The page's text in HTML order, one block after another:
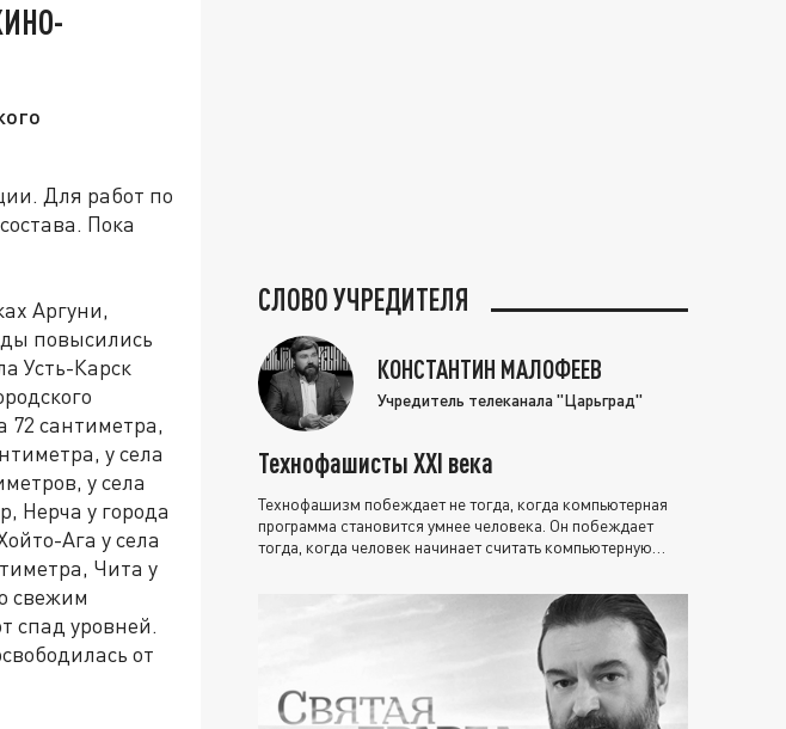
Для работ по
Пока
Аргуни,
повысились
Усть-Карск
72 сантиметра,
у села
у села
Нерча у города
Ага у села
Чита у
свежим
спад уровней.
от
СЛОВО УЧРЕДИТЕЛЯ
КОНСТАНТИН МАЛОФЕЕВ
Учредитель телеканала "Царьград"
Технофашисты XXI века
Технофашизм побеждает не тогда, когда компьютерная
программа становится умнее человека. Он побеждает
тогда, когда человек начинает считать компьютерную